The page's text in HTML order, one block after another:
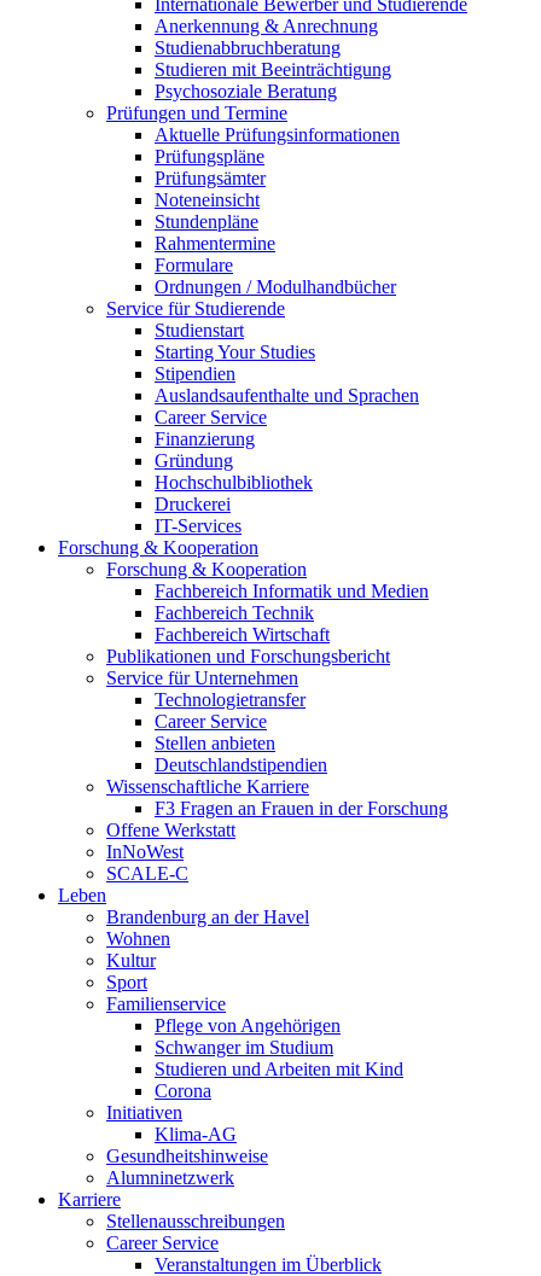
Internationale Bewerber und Studierende
Anerkennung & Anrechnung
Studienabbruchberatung
Studieren mit Beeinträchtigung
Psychosoziale Beratung
Prüfungen und Termine
Aktuelle Prüfungsinformationen
Prüfungspläne
Prüfungsämter
Noteneinsicht
Stundenpläne
Rahmentermine
Formulare
Ordnungen / Modulhandbücher
Service für Studierende
Studienstart
Starting Your Studies
Stipendien
Auslandsaufenthalte und Sprachen
Career Service
Finanzierung
Gründung
Hochschulbibliothek
Druckerei
IT-Services
Forschung & Kooperation
Forschung & Kooperation
Fachbereich Informatik und Medien
Fachbereich Technik
Fachbereich Wirtschaft
Publikationen und Forschungsbericht
Service für Unternehmen
Technologietransfer
Career Service
Stellen anbieten
Deutschlandstipendien
Wissenschaftliche Karriere
F3 Fragen an Frauen in der Forschung
Offene Werkstatt
InNoWest
SCALE-C
Leben
Brandenburg an der Havel
Wohnen
Kultur
Sport
Familienservice
Pflege von Angehörigen
Schwanger im Studium
Studieren und Arbeiten mit Kind
Corona
Initiativen
Klima-AG
Gesundheitshinweise
Alumninetzwerk
Karriere
Stellenausschreibungen
Career Service
Veranstaltungen im Überblick